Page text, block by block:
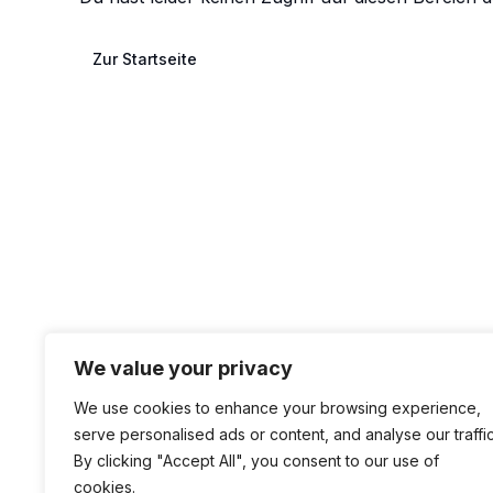
We value your privacy
We use cookies to enhance your browsing experience,
serve personalised ads or content, and analyse our
By clicking "Accept All", you consent to our use of
cookies.
Zur Startseite